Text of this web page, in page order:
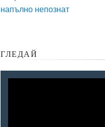
напълно непознат
ГЛЕДАЙ